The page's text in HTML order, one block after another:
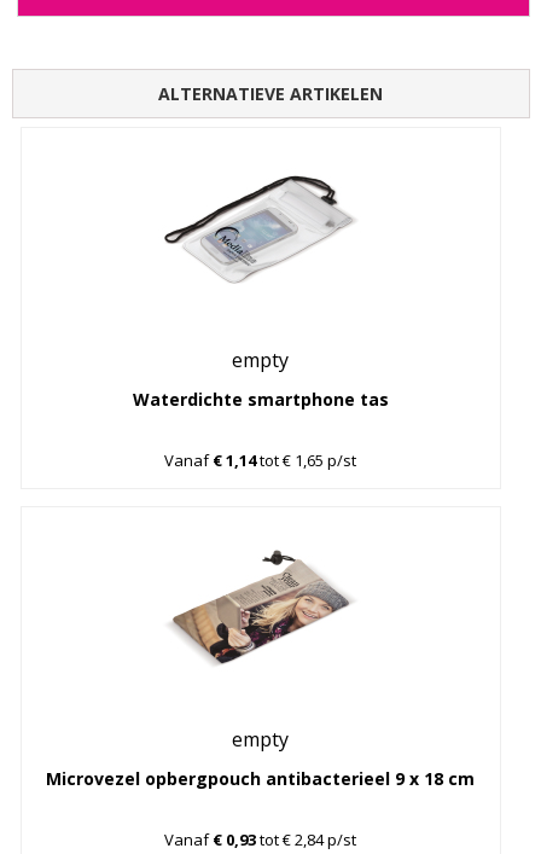
ALTERNATIEVE ARTIKELEN
empty
Waterdichte smartphone tas
Vanaf€ 1,14tot € 1,65 p/st
empty
Microvezel opbergpouch antibacterieel 9 x 18 cm
Vanaf€ 0,93tot € 2,84 p/st